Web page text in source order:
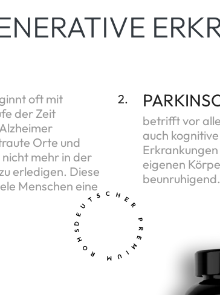
oft mit
der Zeit
Orte und
nicht mehr in der
erledigen. Diese
Menschen eine
2.
betrifft vor
auch
eigenen
beunruhigend.
DEUTSCHER PREMIUM ROHSTOFF